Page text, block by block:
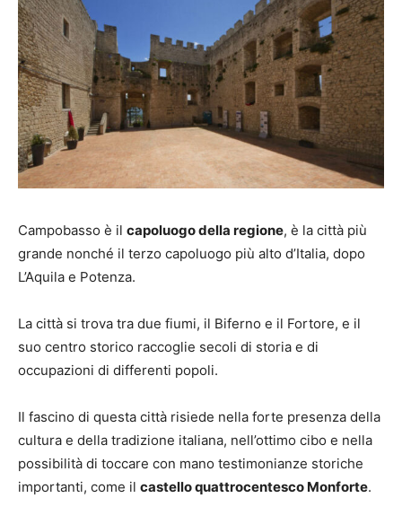
Campobasso è il capoluogo della regione, è la città più
grande nonché il terzo capoluogo più alto d’Italia, dopo
L’Aquila e Potenza.
La città si trova tra due fiumi, il Biferno e il Fortore, e il
suo centro storico raccoglie secoli di storia e di
occupazioni di differenti popoli.
Il fascino di questa città risiede nella forte presenza della
cultura e della tradizione italiana, nell’ottimo cibo e nella
possibilità di toccare con mano testimonianze storiche
importanti, come il castello quattrocentesco Monforte.